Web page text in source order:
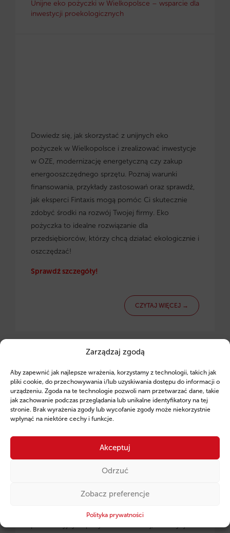
Zarządzaj zgodą
Aby zapewnić jak najlepsze wrażenia, korzystamy z technologii, takich jak
pliki cookie, do przechowywania i/lub uzyskiwania dostępu do informacji o
urządzeniu. Zgoda na te technologie pozwoli nam przetwarzać dane, takie
jak zachowanie podczas przeglądania lub unikalne identyfikatory na tej
stronie. Brak wyrażenia zgody lub wycofanie zgody może niekorzystnie
wpłynąć na niektóre cechy i funkcje.
Akceptuj
Odrzuć
Zobacz preferencje
Polityka prywatności
Unijne eko pożyczki w Wielkopolsce – wsparcie dla
inwestycji proekologicznych
Dowiedz się, jak skorzystać z unijnych eko
pożyczek w Wielkopolsce i zrealizować inwestycje
w OZE, modernizację energetyczną czy zakup
energooszczędnego sprzętu. Poznaj warunki
finansowania, przykłady zastosowań oraz sprawdź,
jak eksperci Fintaxis mogą pomóc Ci skutecznie
zdobyć środki na rozwój Twojej firmy. Eko
pożyczka to idealne rozwiązanie dla
przedsiębiorców, którzy chcą działać ekologicznie i
oszczędzać!
Sprawdź szczegóły!
CZYTAJ WIĘCEJ →
przedsiębiorców z regionu małopolskiego.
Pożyczki unijne dla małopolskich
przedsiębiorców– dowiedz się, jak skorzystać z